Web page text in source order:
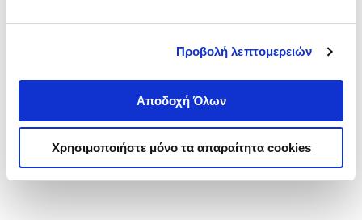
Προβολή λεπτομερειών
Αποδοχή Όλων
Χρησιμοποιήστε μόνο τα απαραίτητα cookies